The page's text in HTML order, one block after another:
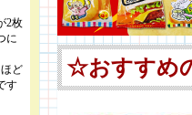
2枚
に
ど
す